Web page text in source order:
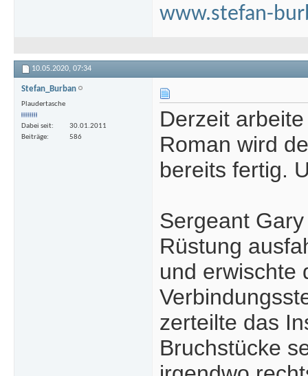
www.stefan-
10.05.2020, 07:34
Stefan_Burban
Plaudertasche
Dabei seit
30.01.2011
Beiträge
586
Derzeit
Roman wird
bereits fertig.
Sergeant
Rüstung
und erwischte
zerteilte das
Bruchstücke